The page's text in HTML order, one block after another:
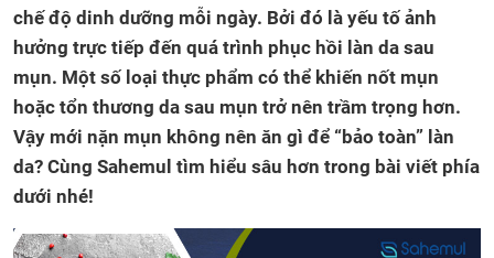
chế độ dinh dưỡng mỗi ngày. Bởi đó là yếu tố ảnh
hưởng trực tiếp đến quá trình phục hồi làn da sau
mụn. Một số loại thực phẩm có thể khiến nốt mụn
hoặc tổn thương da sau mụn trở nên trầm trọng hơn.
Vậy mới nặn mụn không nên ăn gì để “bảo toàn” làn
da? Cùng Sahemul tìm hiểu sâu hơn trong bài viết phía
dưới nhé!